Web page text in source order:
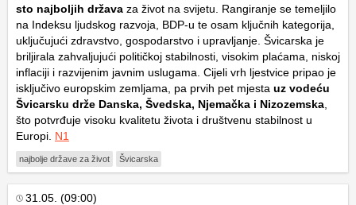
sto najboljih država za život na svijetu. Rangiranje se temeljilo
na Indeksu ljudskog razvoja, BDP-u te osam ključnih kategorija,
uključujući zdravstvo, gospodarstvo i upravljanje. Švicarska je
briljirala zahvaljujući političkoj stabilnosti, visokim plaćama, niskoj
inflaciji i razvijenim javnim uslugama. Cijeli vrh ljestvice pripao je
isključivo europskim zemljama, pa prvih pet mjesta uz vodeću
Švicarsku drže Danska, Švedska, Njemačka i Nizozemska
što potvrđuje visoku kvalitetu života i društvenu stabilnost u
Europi. N1
najbolje države za život Švicarska
31.05. (09:00)